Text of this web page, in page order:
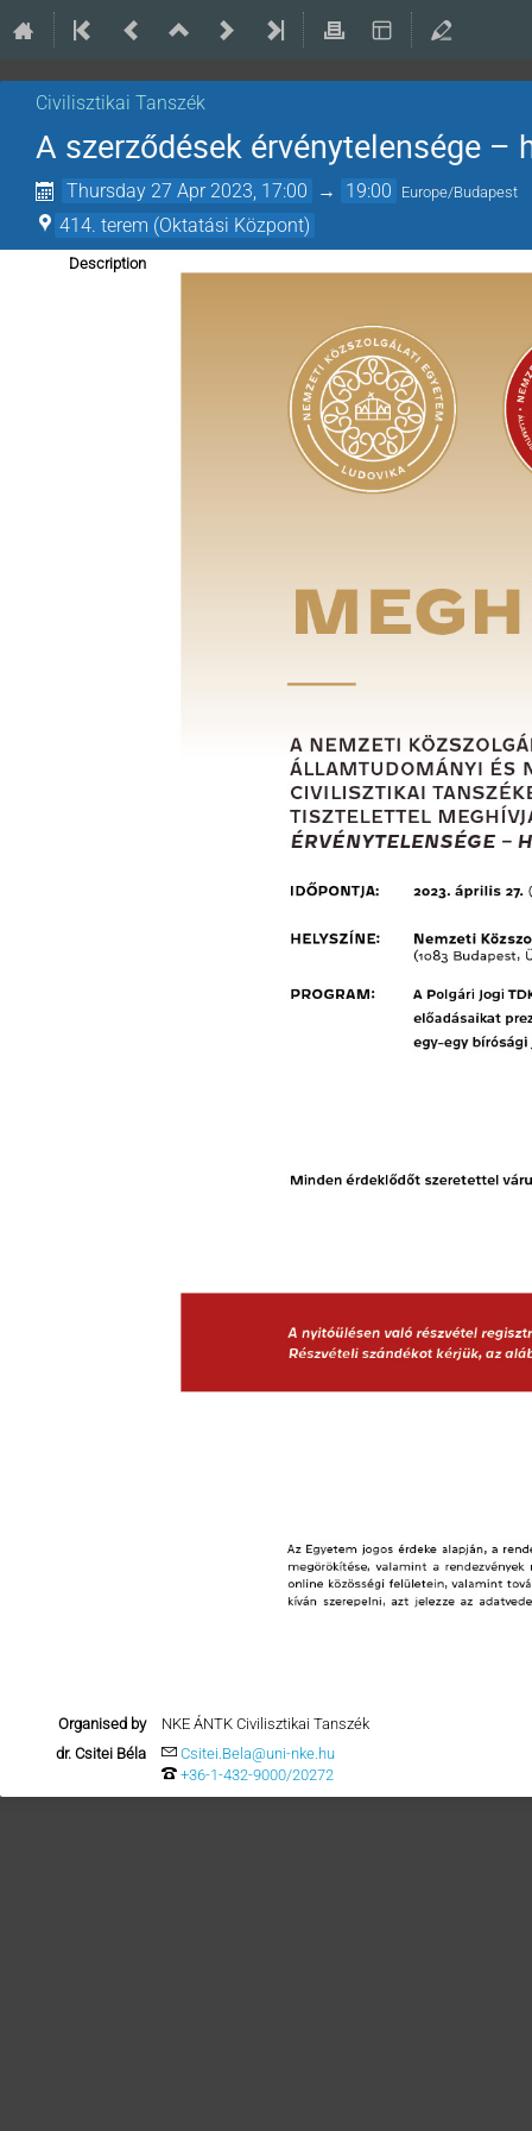
Civilisztikai Tanszék
A szerződések érvénytelensége –
Thursday 27 Apr 2023, 17:00 → 19:00 Europe/Budapest
414. terem (Oktatási Központ)
Description
Organised by
NKE ÁNTK Civilisztikai Tanszék
dr. Csitei Béla
Csitei.Bela@uni-nke.hu
+36-1-432-9000/20272